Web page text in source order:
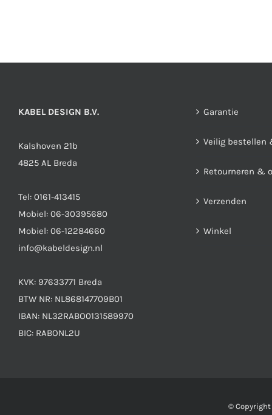
KABEL DESIGN B.V.
Kalshoven 21b
4825 AL Breda
Tel: 0161-413415
Mobiel: 06-30395680
Mobiel: 06-12284660
info@kabeldesign.nl
KVK: 97633771 Breda
BTW NR: NL868147709B01
IBAN: NL32RABO0131589970
BIC: RABONL2U
Garantie
Veilig bestellen
Retourneren &
Verzenden
Winkel
© Copyright